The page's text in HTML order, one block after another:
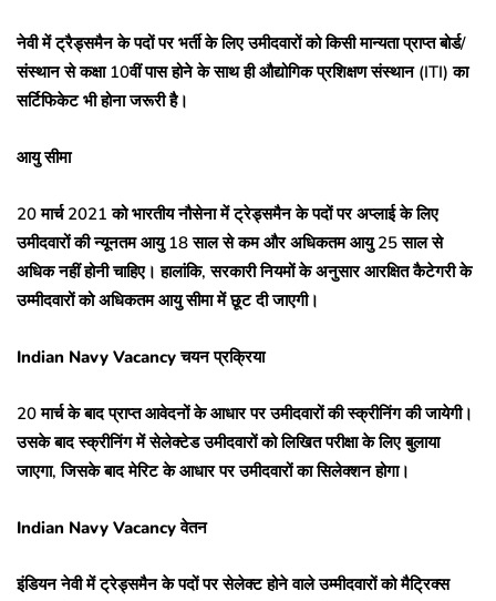
नेवी में ट्रैड्समैन के पदों पर भर्ती के लिए उमीदवारों को किसी मान्यता प्राप्त बोर्ड/
संस्थान से कक्षा 10वीं पास होने के साथ ही औद्योगिक प्रशिक्षण संस्थान (ITI) का
सर्टिफिकेट भी होना जरूरी है।
आयु सीमा
20 मार्च 2021 को भारतीय नौसेना में ट्रेड्समैन के पदों पर अप्लाई के लिए
उमीदवारों की न्यूनतम आयु 18 साल से कम और अधिकतम आयु 25 साल से
अधिक नहीं होनी चाहिए। हालांकि, सरकारी नियमों के अनुसार आरक्षित कैटेगरी के
उम्मीदवारों को अधिकतम आयु सीमा में छूट दी जाएगी।
Indian Navy Vacancy चयन प्रक्रिया
20 मार्च के बाद प्राप्त आवेदनों के आधार पर उमीदवारों की स्क्रीनिंग की जायेगी।
उसके बाद स्क्रीनिंग में सेलेक्टेड उमीदवारों को लिखित परीक्षा के लिए बुलाया
जाएगा, जिसके बाद मेरिट के आधार पर उमीदवारों का सिलेक्शन होगा।
Indian Navy Vacancy वेतन
इंडियन नेवी में ट्रेड्समैन के पदों पर सेलेक्ट होने वाले उम्मीदवारों को मैट्रिक्स